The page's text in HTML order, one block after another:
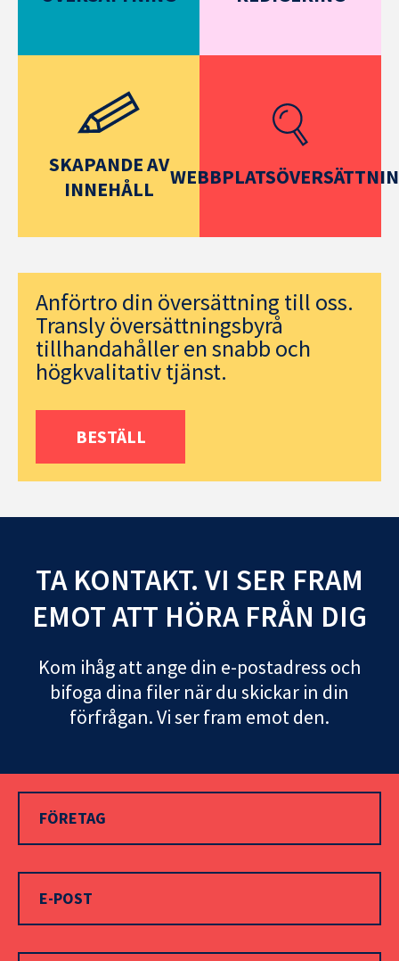
SKAPANDE AV
INNEHÅLL
Anförtro din översättning till oss.
Transly översättningsbyrå
tillhandahåller en snabb och
högkvalitativ tjänst.
BESTÄLL
TA KONTAKT. VI SER FRAM
EMOT ATT HÖRA FRÅN DIG
Kom ihåg att ange din e-postadress och
bifoga dina filer när du skickar in din
förfrågan. Vi ser fram emot den.